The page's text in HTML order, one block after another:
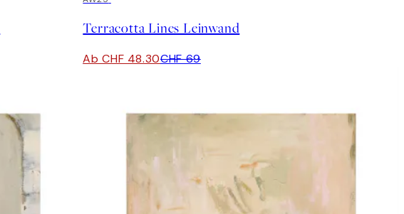
Terracotta Lines Leinwand
Ab CHF 48.30CHF 69